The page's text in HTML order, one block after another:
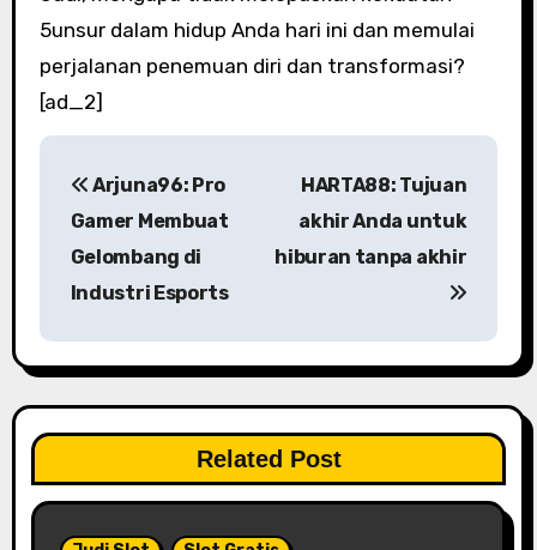
5unsur dalam hidup Anda hari ini dan memulai
perjalanan penemuan diri dan transformasi?
[ad_2]
n
a
v
i
Arjuna96: Pro
Gamer Membuat
Gelombang di
Industri Esports
HARTA88: Tujuan
akhir Anda untuk
hiburan tanpa akhir
Related Post